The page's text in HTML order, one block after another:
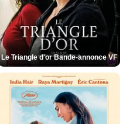
Le Triangle d'or Bande-annonce VF